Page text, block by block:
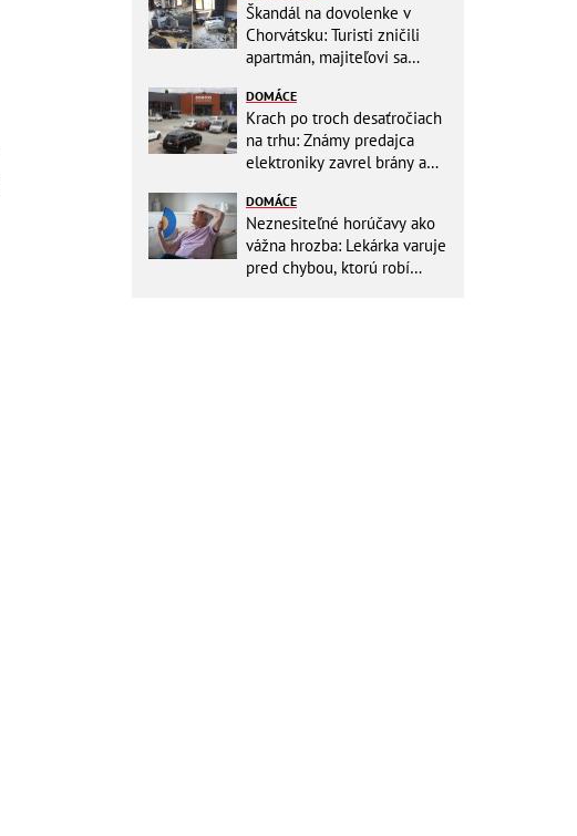
Škandál na dovolenke v
Chorvátsku: Turisti zničili
apartmán, majiteľovi sa
preplatiť hotel
DOMÁCE
Krach po troch desaťročiach
na trhu: Známy predajca
elektroniky zavrel brány a
DOMÁCE
Neznesiteľné horúčavy ako
vážna hrozba: Lekárka varuje
pred chybou, ktorú robí